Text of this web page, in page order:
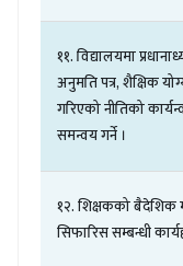
११.विद्यालयमा
अनुमतिपत्र,शैक्षिक
गरिएकोनीतिको
समन्वयगर्ने ।
१२.शिक्षककोबैदेशिक
सिफारिससम्बन्धी